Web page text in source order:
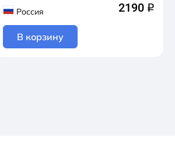
Россия
2190 q
В корзину